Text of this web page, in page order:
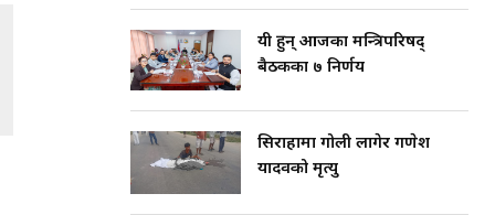
यी हुन् आजका मन्त्रिपरिषद्
बैठकका ७ निर्णय
सिराहामा गोली लागेर गणेश
यादवको मृत्यु